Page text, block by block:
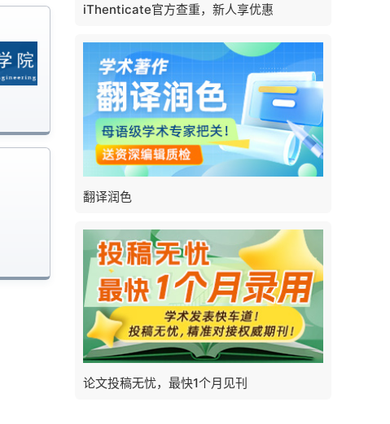
iThenticate官方查重，新人享优惠
翻译润色
论文投稿无忧，最快1个月见刊